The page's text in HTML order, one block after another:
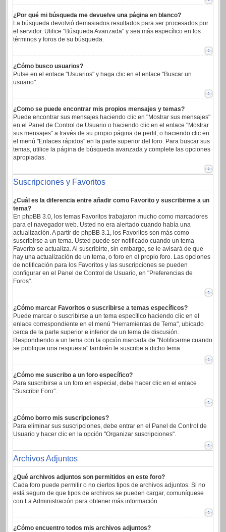
¿Por qué mi búsqueda me devuelve una página en blanco?
La búsqueda devolvió demasiados resultados para ser procesados por
el servidor. Utilice "Búsqueda Avanzada" y sea más específico en los
términos y foros de su búsqueda.
¿Cómo busco usuarios?
Pulse en el enlace "Usuarios" y haga clic en el enlace "Buscar un
usuario".
¿Como se puede encontrar mis propios mensajes y temas?
Puede encontrar sus mensajes haciendo clic en "Mostrar sus mensajes"
en el Panel de Control de Usuario o haciendo clic en el enlace "Mostrar
sus mensajes" a través de su propio página de perfil, o haciendo clic en
el menú "Enlaces rápidos" en la parte superior del foro. Para buscar sus
temas, utilice la página de búsqueda avanzada y complete las opciones
apropiadas.
Suscripciones y Favoritos
¿Cuál es la diferencia entre añadir como Favorito y suscribirme a un
tema?
En phpBB 3.0, los temas Favoritos trabajaron mucho como marcadores
para el navegador web. Usted no era alertado cuando había una
actualización. A partir de phpBB 3.1, los Favoritos son más como
suscribirse a un tema. Usted puede ser notificado cuando un tema
Favorito se actualiza. Al suscribirte, sin embargo, se le avisará de que
hay una actualización de un tema, o foro en el propio foro. Las opciones
de notificación para los Favoritos y las suscripciones se pueden
configurar en el Panel de Control de Usuario, en "Preferencias de
Foros".
¿Cómo marcar Favoritos o suscribirse a temas específicos?
Puede marcar o suscribirse a un tema específico haciendo clic en el
enlace correspondiente en el menú "Herramientas de Tema", ubicado
cerca de la parte superior e inferior de un tema de discusión.
Respondiendo a un tema con la opción marcada de "Notificarme cuando
se publique una respuesta" también le suscribe a dicho tema.
¿Cómo me suscribo a un foro específico?
Para suscribirse a un foro en especial, debe hacer clic en el enlace
"Suscribir Foro".
¿Cómo borro mis suscripciones?
Para eliminar sus suscripciones, debe entrar en el Panel de Control de
Usuario y hacer clic en la opción "Organizar suscripciones".
Archivos Adjuntos
¿Qué archivos adjuntos son permitidos en este foro?
Cada foro puede permitir o no ciertos tipos de archivos adjuntos. Si no
está seguro de que tipos de archivos se pueden cargar, comuníquese
con La Administración para obtener más información.
¿Cómo encuentro todos mis archivos adjuntos?